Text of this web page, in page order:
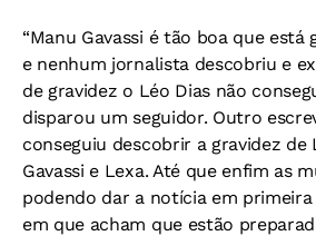
“Manu Gavassi é tão boa que está
e nenhum jornalista descobriu e
de gravidez o Léo Dias não
disparou um seguidor. Outro
conseguiu descobrir a gravidez de
Gavassi e Lexa. Até que enfim as
podendo dar a notícia em
em que acham que estão